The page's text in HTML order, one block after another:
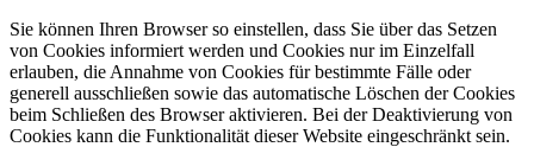
Sie können Ihren Browser so einstellen, dass Sie über das Setzen
von Cookies informiert werden und Cookies nur im Einzelfall
erlauben, die Annahme von Cookies für bestimmte Fälle oder
generell ausschließen sowie das automatische Löschen der Cookies
beim Schließen des Browser aktivieren. Bei der Deaktivierung von
Cookies kann die Funktionalität dieser Website eingeschränkt sein.